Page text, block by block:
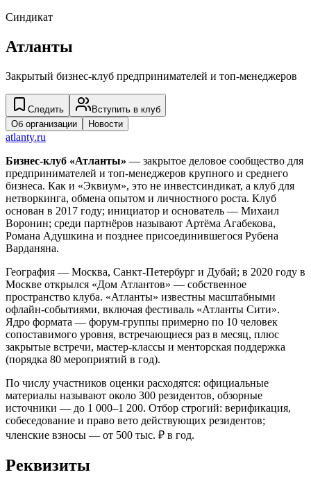
Синдикат
Атланты
Закрытый бизнес-клуб предпринимателей и топ-менеджеров
Следить
Вступить в клуб
Об организации
Новости
atlanty.ru
Бизнес-клуб «Атланты» — закрытое деловое сообщество для
предпринимателей и топ-менеджеров крупного и среднего
бизнеса. Как и «Эквиум», это не инвестсиндикат, а клуб для
нетворкинга, обмена опытом и личностного роста. Клуб
основан в 2017 году; инициатор и основатель — Михаил
Воронин; среди партнёров называют Артёма Агабекова,
Романа Адушкина и позднее присоединившегося Рубена
Варданяна.
География — Москва, Санкт-Петербург и Дубай; в 2020 году в
Москве открылся «Дом Атлантов» — собственное
пространство клуба. «Атланты» известны масштабными
офлайн-событиями, включая фестиваль «Атланты Сити».
Ядро формата — форум-группы примерно по 10 человек
сопоставимого уровня, встречающиеся раз в месяц, плюс
закрытые встречи, мастер-классы и менторская поддержка
(порядка 80 мероприятий в год).
По числу участников оценки расходятся: официальные
материалы называют около 300 резидентов, обзорные
источники — до 1 000–1 200. Отбор строгий: верификация,
собеседование и право вето действующих резидентов;
членские взносы — от 500 тыс. ₽ в год.
Реквизиты